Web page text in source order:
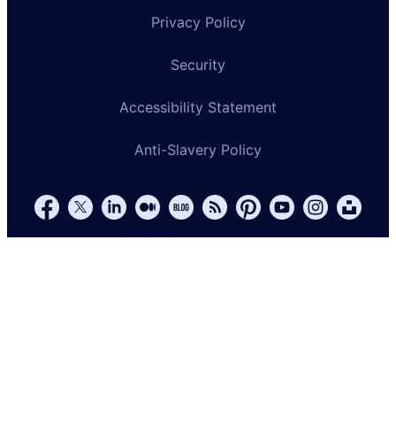
Privacy Policy
Security
Accessibility Statement
Anti-Slavery Policy